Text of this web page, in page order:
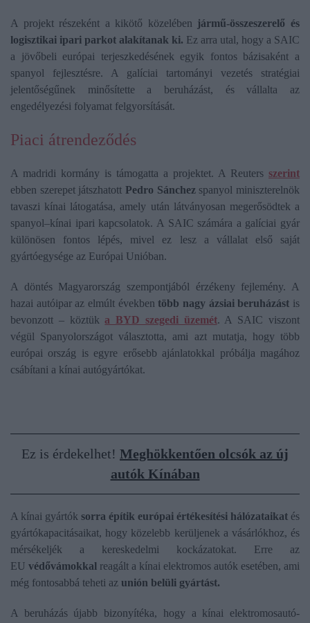
A projekt részeként a kikötő közelében jármű-összeszerelő és
logisztikai ipari parkot alakítanak ki. Ez arra utal, hogy a SAIC
a jövőbeli európai terjeszkedésének egyik fontos bázisaként a
spanyol fejlesztésre. A galíciai tartományi vezetés stratégiai
jelentőségűnek minősítette a beruházást, és vállalta az
engedélyezési folyamat felgyorsítását.
Piaci átrendeződés
A madridi kormány is támogatta a projektet. A Reuters szerint
ebben szerepet játszhatott Pedro Sánchezspanyol miniszterelnök
tavaszi kínai látogatása, amely után látványosan megerősödtek a
spanyol–kínai ipari kapcsolatok. A SAIC számára a galíciai gyár
különösen fontos lépés, mivel ez lesz a vállalat első saját
gyártóegysége az Európai Unióban.
A döntés Magyarország szempontjából érzékeny fejlemény. A
hazai autóipar az elmúlt években több nagy ázsiai beruházást is
bevonzott – köztük a BYD szegedi üzemét. A SAIC viszont
végül Spanyolországot választotta, ami azt mutatja, hogy több
európai ország is egyre erősebb ajánlatokkal próbálja magához
csábítani a kínai autógyártókat.
Ez is érdekelhet! Meghökkentően olcsók az új
autók Kínában
A kínai gyártók sorra építik európai értékesítési hálózataikat és
gyártókapacitásaikat, hogy közelebb kerüljenek a vásárlókhoz, és
mérsékeljék a kereskedelmi kockázatokat. Erre az
EU védővámokkal reagált a kínai elektromos autók esetében, ami
még fontosabbá teheti az unión belüli gyártást.
A beruházás újabb bizonyítéka, hogy a kínai elektromosautó-